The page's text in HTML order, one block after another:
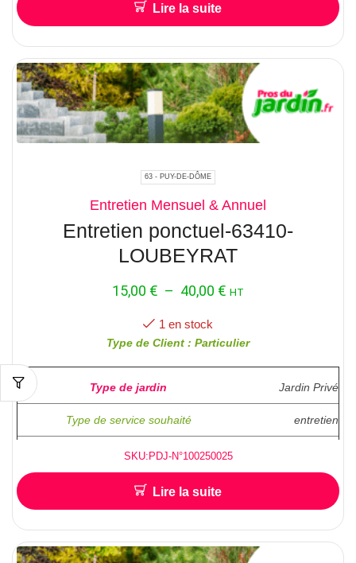
Hauteur approximative pour l’abattage /
accés facile ?
Localisation : 95520 OSNY
Lire la suite
63 - PUY-DE-DÔME
Entretien Mensuel & Annuel
Entretien ponctuel-63410-
LOUBEYRAT
15,00 € – 40,00 € HT
1 en stock
Type de Client : Particulier
Type de jardin Jardin Privé
Type de service souhaité entretien
Superficie ( en M2 )
Hauteur approximative pour l’abattage /
accés facile ?
SKU:PDJ-N°100250025
Lire la suite